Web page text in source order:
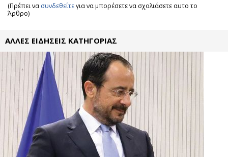
(Πρέπει να συνδεθείτεγια να μπορέσετε να σχολιάσετε αυτο το
Άρθρο)
ΑΛΛΕΣ ΕΙΔΗΣΕΙΣ ΚΑΤΗΓΟΡΙΑΣ